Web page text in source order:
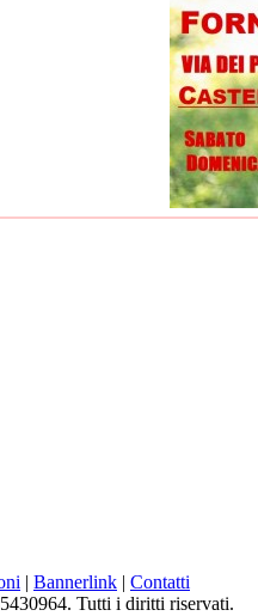
| Bannerlink | Contatti
Tutti i diritti riservati.